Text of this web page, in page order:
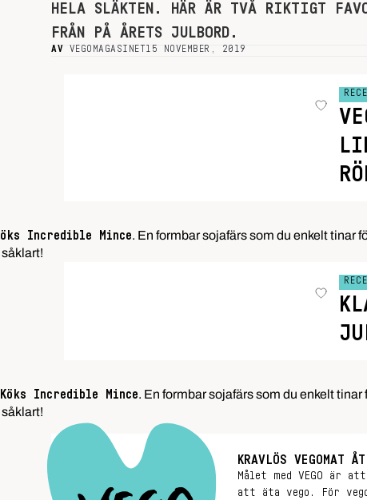
HELA SLÄKTEN. HÄR ÄR TVÅ RIKTIGT
FRÅN PÅ ÅRETS JULBORD.
AV VEGOMAGASINET15 NOVEMBER, 2019
Incredible Mince. En formbar sojafärs som du enkelt tinar
Incredible Mince. En formbar sojafärs som du enkelt
KRAVLÖS VEGOMAT
Målet med VEGO är
att äta vego. För